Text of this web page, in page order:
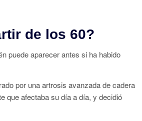
de los 60?
puede aparecer antes si ha habido
por una artrosis avanzada de cadera
que afectaba su día a día, y decidió